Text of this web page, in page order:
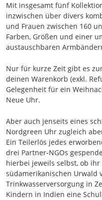
Mit insgesamt fünf
inzwischen über divers
und Frauen zwischen 160
Farben, Größen und einer
austauschbaren
Nur für kurze Zeit gibt es
deinen Warenkorb (exkl.
Gelegenheit für ein
Neue Uhr.
Aber auch jenseits eines
Nordgreen Uhr zugleich
Ein Teilerlös jedes
drei Partner-NGOs
hierbei jeweils selbst, ob ihr
südamerikanischen Urwald
Trinkwasserversorgung in
Kindern in Indien eine